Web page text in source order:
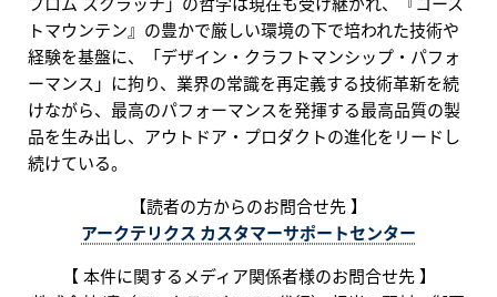
トマウンテン』の豊かで厳しい環境の下で培われた技術や
経験を基盤に、「デザイン・クラフトマンシップ・パフォ
ーマンス」に拘り、業界の常識を再定義する技術革新を続
けながら、最高のパフォーマンスを発揮する最高品質の製
品を生み出し、アウトドア・プロダクトの進化をリードし
続けている。
【読者の方からのお問合せ先 】
アークテリクス カスタマーサポートセンター
【 本件に関するメディア関係者様のお問合せ先 】